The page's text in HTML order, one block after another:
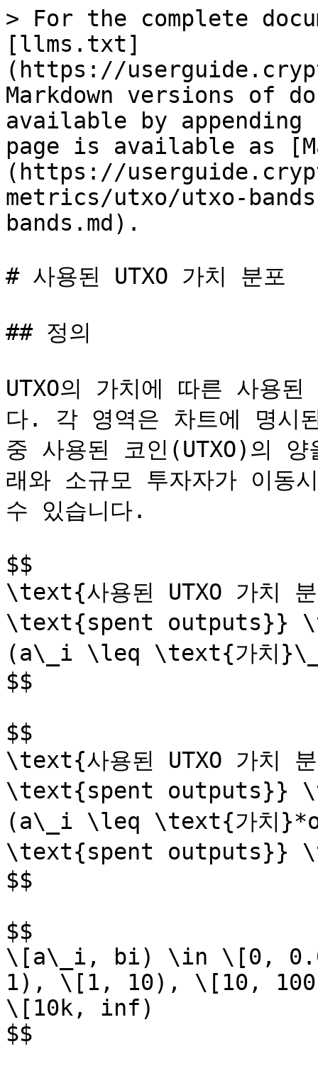
> For the complete
[llms.txt]
(https://
Markdown versions of
available by
page is available as
(https://
metrics/utxo/utxo-
bands.md).
# 사용된 UTXO 가치 분포
## 정의
UTXO의 가치에 따른 사용
다. 각 영역은 차트에 명시
중 사용된 코인(UTXO)의
래와 소규모 투자자가 이동
수 있습니다.
$$
\text{사용된 UTXO 가치
\text{spent outputs}}
(a\_i \leq \text{가치
$$
$$
\text{사용된 UTXO 가
\text{spent outputs}}
(a\_i \leq \text{가치
\text{spent outputs}}
$$
$$
\[a\_i, bi) \in \[0,
1), \[1, 10), \[10,
\[10k, inf)
$$